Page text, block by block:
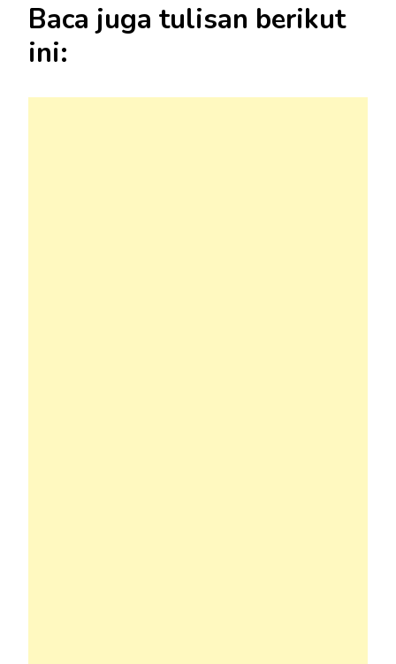
Baca juga tulisan berikut
ini: